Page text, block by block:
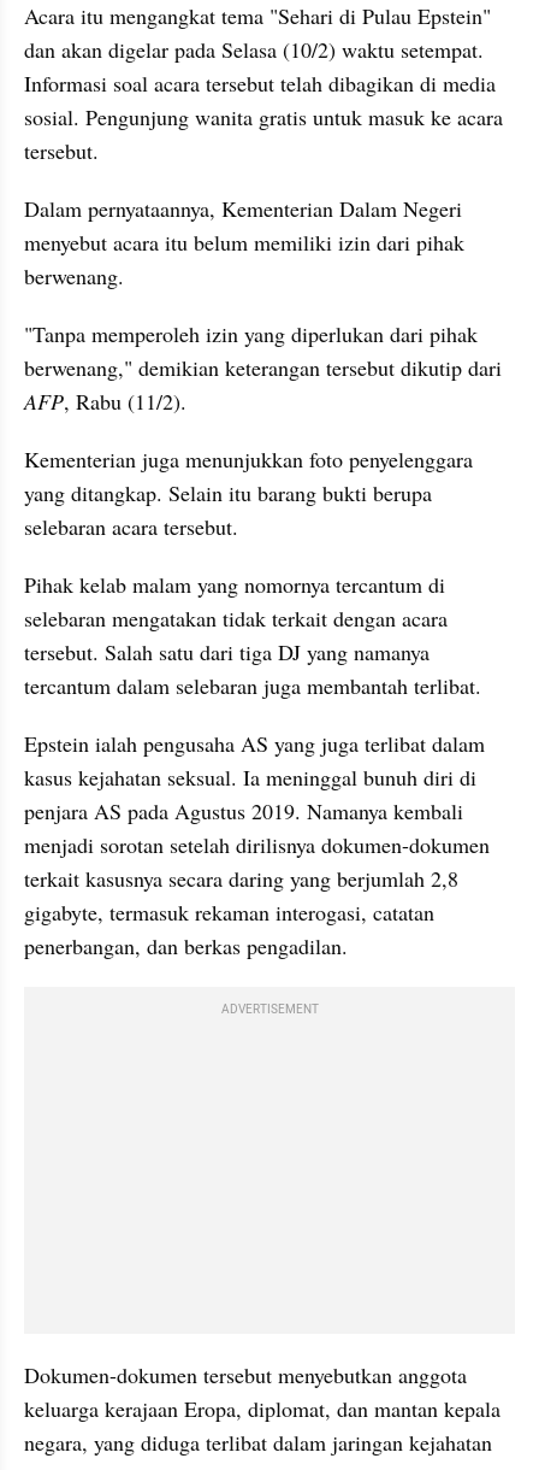
Acara itu mengangkat tema "Sehari di Pulau Epstein"
dan akan digelar pada Selasa (10/2) waktu setempat.
Informasi soal acara tersebut telah dibagikan di media
sosial. Pengunjung wanita gratis untuk masuk ke acara
tersebut.
Dalam pernyataannya, Kementerian Dalam Negeri
menyebut acara itu belum memiliki izin dari pihak
berwenang.
"Tanpa memperoleh izin yang diperlukan dari pihak
AFP, Rabu (11/2).
Kementerian juga menunjukkan foto penyelenggara
yang ditangkap. Selain itu barang bukti berupa
selebaran acara tersebut.
Pihak kelab malam yang nomornya tercantum di
selebaran mengatakan tidak terkait dengan acara
tersebut. Salah satu dari tiga DJ yang namanya
tercantum dalam selebaran juga membantah terlibat.
Epstein ialah pengusaha AS yang juga terlibat dalam
kasus kejahatan seksual. Ia meninggal bunuh diri di
penjara AS pada Agustus 2019. Namanya kembali
menjadi sorotan setelah dirilisnya dokumen-dokumen
terkait kasusnya secara daring yang berjumlah 2,8
gigabyte, termasuk rekaman interogasi, catatan
penerbangan, dan berkas pengadilan.
ADVERTISEMENT
Dokumen-dokumen tersebut menyebutkan anggota
keluarga kerajaan Eropa, diplomat, dan mantan kepala
negara, yang diduga terlibat dalam jaringan kejahatan